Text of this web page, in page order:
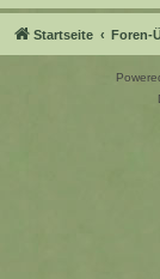
Startseite Foren-